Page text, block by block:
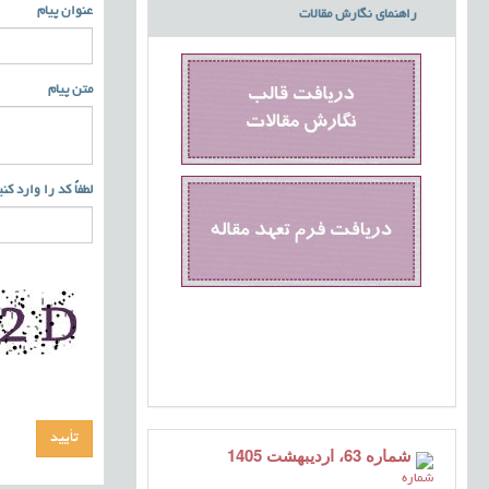
راهنمای نگارش مقالات
شماره 63، اردیبهشت 1405
عنوان پیام
متن پیام
لطفاً کد را وارد